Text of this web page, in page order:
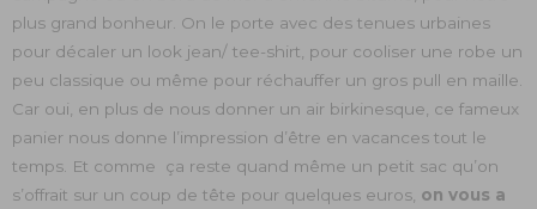
plus grand bonheur. On le porte avec des tenues urbaines
pour décaler un look jean/ tee-shirt, pour cooliser une robe un
peu classique ou même pour réchauffer un gros pull en maille.
Car oui, en plus de nous donner un air birkinesque, ce fameux
panier nous donne l’impression d’être en vacances tout le
temps. Et comme ça reste quand même un petit sac qu’on
s’offrait sur un coup de tête pour quelques euros, on vous a